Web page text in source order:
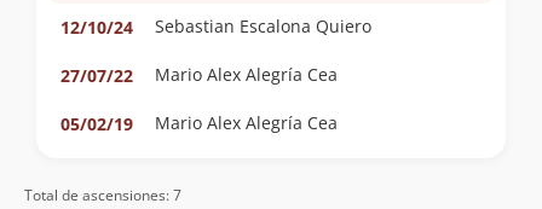
12/10/24
Sebastian Escalona Quiero
27/07/22 Mario Alex Alegría Cea
05/02/19 Mario Alex Alegría Cea
Total de ascensiones: 7